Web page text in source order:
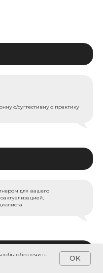
суггестивную практику
для вашего
обеспечить
OK